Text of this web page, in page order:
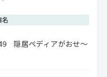
名
隠居ペディアがおせ〜